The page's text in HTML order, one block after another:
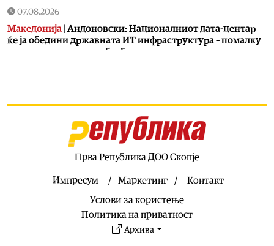
07.08.2026
Македонија Андоновски: Националниот дата-центар
ќе ја обедини државната ИТ инфраструктура – помалку
трошоци и повисока безбедност
Скокна минималниот износ за К-15 – Еве
колку пари ќе ни легнат на сметка годинава
Не ги игнорирајте овие знаци: Бојлерот може да
Лубеницата е здрава, но не претерувајте: Еве
кога може да предизвика здравствени проблеми
Прва Република ДОО Скопје
Импресум Маркетинг
Контакт
Услови за користење
Политика на приватност
Архива